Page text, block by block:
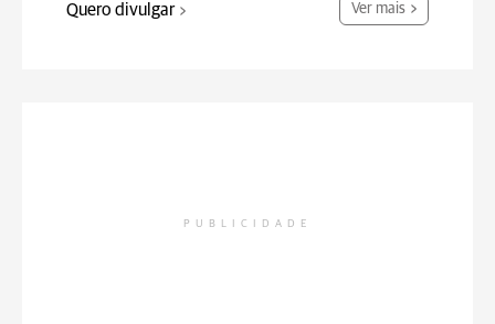
Quero divulgar Ver mais
PUBLICIDADE